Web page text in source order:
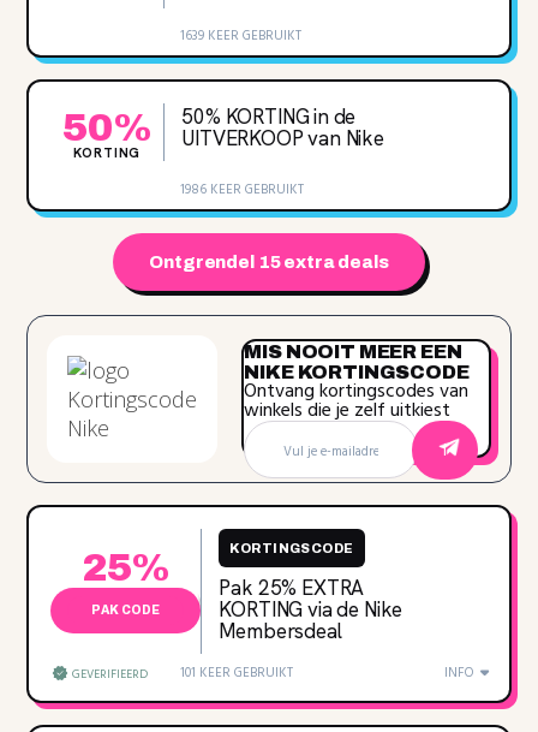
1639 KEER GEBRUIKT
50%
KORTING
50% KORTING in de
UITVERKOOP van Nike
1986 KEER GEBRUIKT
Ontgrendel 15 extra deals
MIS NOOIT MEER EEN
NIKE KORTINGSCODE
Ontvang kortingscodes van
winkels die je zelf uitkiest
25%
PAK CODE
KORTINGSCODE
Pak 25‌% EXTRA
KORTING via de Nike
Membersdeal
GEVERIFIEERD 101 KEER GEBRUIKT INFO